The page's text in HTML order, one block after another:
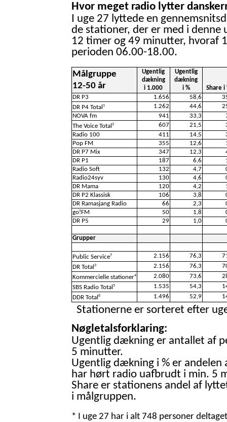
Hvor meget radio lytter
I uge 27 lyttede en
de stationer, der er med i denne
12 timer og 49 minutter, hvoraf
perioden 06.00-18.00.
Målgruppe
12-50 år
Ugentlig
dækning
i 1.000
Ugentlig
dækning
i %
Share i
DR P3
1.656 58,6
DR P4 Total 1 1.262 44,6
NOVA fm
941 33,3
The Voice Total 2 607 21,5
Radio 100
411 14,5
Pop FM
355 12,6
DR P7 Mix
347 12,3
DR P1
187 6,6
Radio Soft
132 4,7
Radio24syv
130 4,6
DR Mama
120 4,2
DR P2 Klassisk
106 3,8
DR Ramasjang Radio
66 2,3
go!FM
50 1,8
DR P5
29 1,0
Grupper
Public Service7 2.156 76,3
DR Total 3 2.156 76,3
Kommercielle stationer4 2.080 73,6
SBS Radio Total 5 1.535 54,3
DDR Total 6 1.496 52,9
Stationerne er sorteret efter
Nøgletalsforklaring:
Ugentlig dækning er antallet af
5 minutter.
Ugentlig dækning i % er
har hørt radio uafbrudt i min. 5
Share er stationens andel af
i målgruppen.
* I uge 27 har i alt 748 personer